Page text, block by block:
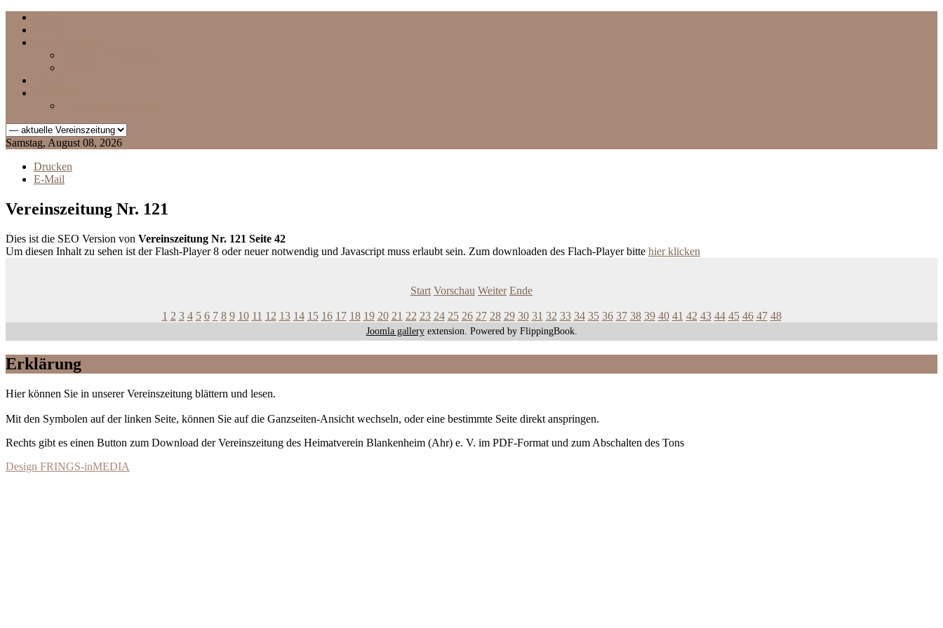
Samstag, August 08, 2026
Drucken
E-Mail
Vereinszeitung Nr. 121
Dies ist die SEO Version von Vereinszeitung Nr. 121 Seite 42
Um diesen Inhalt zu sehen ist der Flash-Player 8 oder neuer notwendig und Javascript muss erlaubt sein. Zum downloaden des Flach-Player bitte hier klicken
Start Vorschau Weiter Ende
1 2 3 4 5 6 7 8 9 10 11 12 13 14 15 16 17 18 19 20 21 22 23 24 25 26 27 28 29 30 31 32 33 34 35 36 37 38 39 40 41 42 43 44 45 46 47 48
Joomla galleryextension. Powered by FlippingBook.
Erklärung
Hier können Sie in unserer Vereinszeitung blättern und lesen.
Mit den Symbolen auf der linken Seite, können Sie auf die Ganzseiten-Ansicht wechseln, oder eine bestimmte Seite direkt anspringen.
Rechts gibt es einen Button zum Download der Vereinszeitung des Heimatverein Blankenheim (Ahr) e. V. im PDF-Format und zum Abschalten des Tons
Design FRINGS-inMEDIA